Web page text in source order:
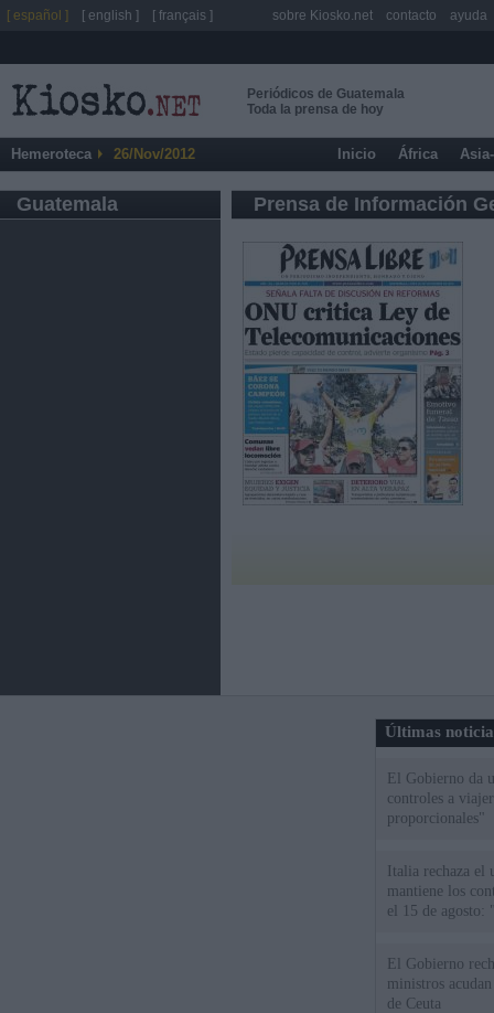
Periódicos de Guatemala
Toda la prensa de hoy
Hemeroteca 26/Nov/2012 Inicio África
Guatemala Prensa de Información
Últimas
El Gobierno da
controles a
proporcionales"
Italia rechaza
mantiene los
el 15 de agosto:
El Gobierno
ministros
de Ceuta
[ español ] [ english ] [ français ] sobre Kiosko.net contacto ayuda